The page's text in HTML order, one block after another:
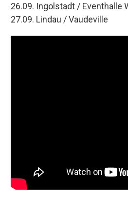
26.09. Ingolstadt / Eventhalle
27.09. Lindau / Vaudeville